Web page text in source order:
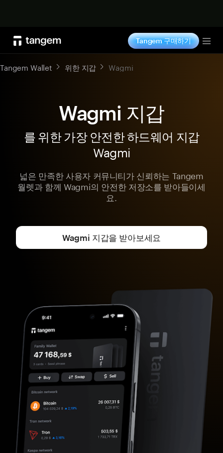
Tangem 구매하기
Tangem Wallet 위한 지갑 Wagmi
Wagmi 지갑
를 위한 가장 안전한 하드웨어 지갑
Wagmi
넓은 만족한 사용자 커뮤니티가 신뢰하는 Tangem
월렛과 함께 Wagmi의 안전한 저장소를 받아들이세
요.
Wagmi 지갑을 받아보세요